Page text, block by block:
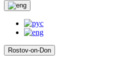
Rostov-on-Don